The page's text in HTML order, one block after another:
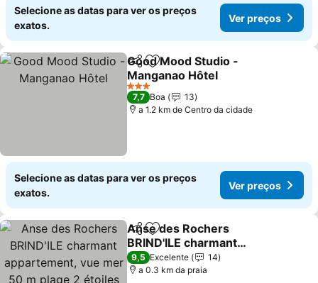
Selecione as datas para ver os preços
exatos.
Ver preços
PartilharAdicionar aos favoritos
Good Mood Studio -
Manganao Hôtel
3 Estrelas
7,7 Boa
13
a 1.2 km de Centro da cidade
Selecione as datas para ver os preços
exatos.
Ver preços
PartilharAdicionar aos favoritos
Anse des Rochers
BRIND'ILE charmant
appartement, vue mer 50
m plage 2 étoiles Atout
9,5 Excelente
14
a 0.3 km da praia